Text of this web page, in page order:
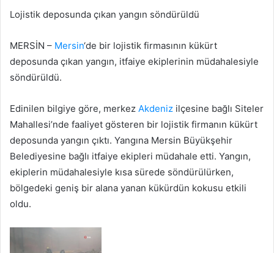
Lojistik deposunda çıkan yangın söndürüldü
MERSİN – Mersin‘de bir lojistik firmasının kükürt
deposunda çıkan yangın, itfaiye ekiplerinin müdahalesiyle
söndürüldü.
Edinilen bilgiye göre, merkez Akdeniz ilçesine bağlı Siteler
Mahallesi’nde faaliyet gösteren bir lojistik firmanın kükürt
deposunda yangın çıktı. Yangına Mersin Büyükşehir
Belediyesine bağlı itfaiye ekipleri müdahale etti. Yangın,
ekiplerin müdahalesiyle kısa sürede söndürülürken,
bölgedeki geniş bir alana yanan kükürdün kokusu etkili
oldu.